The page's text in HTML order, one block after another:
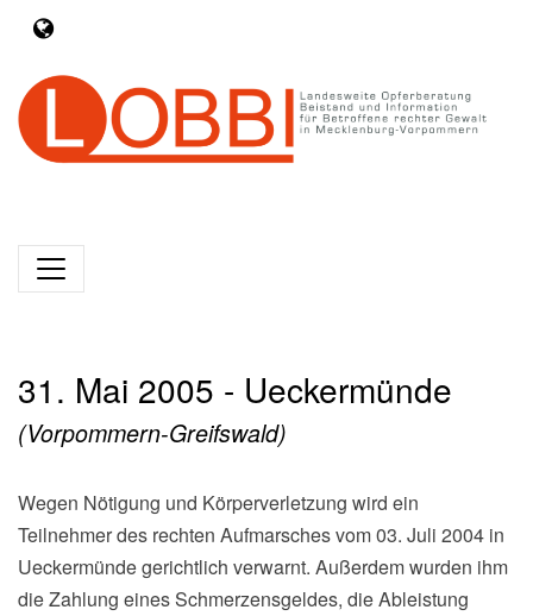
31. Mai 2005 - Ueckermünde
(Vorpommern-Greifswald)
Wegen Nötigung und Körperverletzung wird ein
Teilnehmer des rechten Aufmarsches vom 03. Juli 2004 in
Ueckermünde gerichtlich verwarnt. Außerdem wurden ihm
die Zahlung eines Schmerzensgeldes, die Ableistung